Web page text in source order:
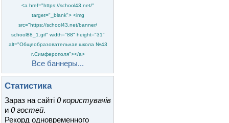
<a href="https://school43.net/"
target="_blank"> <img
src="https://school43.net/banner/
school88_1.gif" width="88" height="31"
alt="Общеобразовательная школа №43
г.Симферополя"></a>
Все баннеры...
Статистика
Зараз на сайті 0 користувачів
и 0 гостей.
Рекорд одновременного